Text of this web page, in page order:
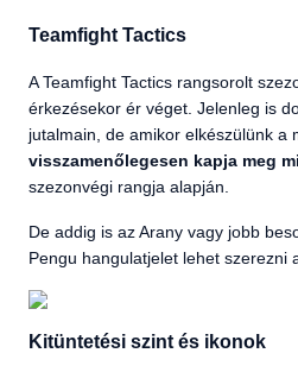
Teamfight Tactics
A Teamfight Tactics rangsorolt
érkezésekor ér véget. Jelenleg is
jutalmain, de amikor elkészülünk a
visszamenőlegesen kapja meg
szezonvégi rangja alapján.
De addig is az Arany vagy jobb
Pengu hangulatjelet lehet szerezni
Kitüntetési szint és ikonok